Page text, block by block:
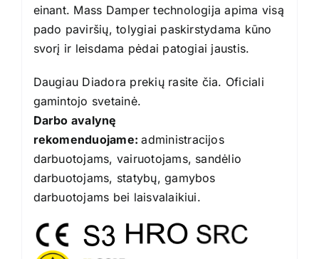
einant. Mass Damper technologija apima visą
pado paviršių, tolygiai paskirstydama kūno
svorį ir leisdama pėdai patogiai jaustis.
Daugiau Diadora prekių rasite čia. Oficiali
gamintojo svetainė.
Darbo avalynę
rekomenduojame:administracijos
darbuotojams, vairuotojams, sandėlio
darbuotojams, statybų, gamybos
darbuotojams bei laisvalaikiui.